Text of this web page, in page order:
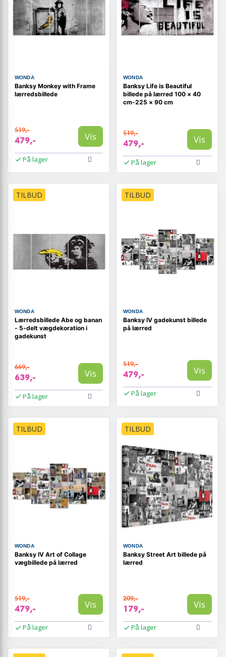
WONDA
Banksy Monkey with Frame
lærredsbillede
519,-
479,- Vis
På lager
WONDA
Banksy Life is Beautiful
billede på lærred 100 × 40
cm-225 × 90 cm
519,-
479,- Vis
På lager
TILBUD
WONDA
Lærredsbillede Abe og banan
- 5-delt vægdekoration i
gadekunst
669,-
639,- Vis
På lager
TILBUD
WONDA
Banksy IV gadekunst billede
på lærred
519,-
479,- Vis
På lager
TILBUD
WONDA
Banksy IV Art of Collage
vægbillede på lærred
519,-
479,- Vis
På lager
TILBUD
WONDA
Banksy Street Art billede på
lærred
209,-
179,- Vis
På lager